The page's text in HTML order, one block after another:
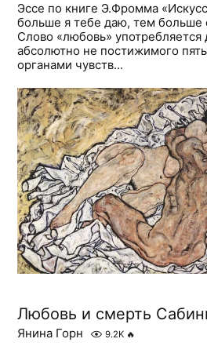
Эссе по книге Э.Фромма
больше я тебе даю, тем больше
Слово «любовь»
абсолютно не постижимого
органами чувств...
Любовь и смерть
Янина Горн 9.2K 🔥